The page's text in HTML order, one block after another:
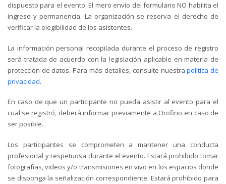
dispuesto para el evento. El mero envío del formulario NO habilita el
ingreso y permanencia. La organización se reserva el derecho de
verificar la elegibilidad de los asistentes.
La información personal recopilada durante el proceso de registro
será tratada de acuerdo con la legislación aplicable en materia de
protección de datos. Para más detalles, consulte nuestrapolítica de
privacidad.
En caso de que un participante no pueda asistir al evento para el
cual se registró, deberá informar previamente a Orofino en caso de
ser posible.
Los participantes se comprometen a mantener una conducta
profesional y respetuosa durante el evento. Estará prohibido tomar
fotografías, videos y/o transmisiones en vivo en los espacios donde
se disponga la señalización correspondiente. Estará prohibido para